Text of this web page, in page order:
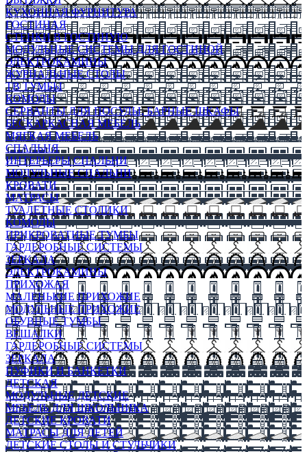
КУХОННАЯ ФУРНИТУРА
ГОСТИНАЯ
СТЕНКИ В ГОСТИНУЮ
МОДУЛЬНЫЕ СИСТЕМЫ ДЛЯ ГОСТИНОЙ
ЭЛЕКТРОКАМИНЫ
ЖУРНАЛЬНЫЕ СТОЛЫ
ТВ ТУМБЫ
КОМОДЫ
СЕРВАНТЫ ДЛЯ ПОСУДЫ, БАРНЫЕ ШКАФЫ
БЕСКАРКАСНАЯ МЕБЕЛЬ
МЯГКАЯ МЕБЕЛЬ
СПАЛЬНЯ
ИНТЕРЬЕРЫ СПАЛЬНИ
МОДУЛЬНЫЕ СПАЛЬНИ
КРОВАТИ
МАТРАСЫ
ТУАЛЕТНЫЕ СТОЛИКИ
КОМОДЫ
ПРИКРОВАТНЫЕ ТУМБЫ
ГАРДЕРОБНЫЕ СИСТЕМЫ
ЗЕРКАЛА
ЭЛЕКТРОКАМИНЫ
ПРИХОЖАЯ
МАЛЕНЬКИЕ ПРИХОЖИЕ
МОДУЛЬНЫЕ ПРИХОЖИЕ
ОБУВНЫЕ ТУМБЫ
ВЕШАЛКИ
ГАРДЕРОБНЫЕ СИСТЕМЫ
ЗЕРКАЛА
ПУФИКИ И БАНКЕТКИ
ДЕТСКАЯ
МОДУЛЬНЫЕ ДЕТСКИЕ
МЕБЕЛЬ ДЛЯ ШКОЛЬНИКА
ДЕТСКИЕ КРОВАТИ
МАТРАСЫ ДЛЯ ДЕТЕЙ
ДЕТСКИЕ СТОЛЫ И СТУЛЬЧИКИ